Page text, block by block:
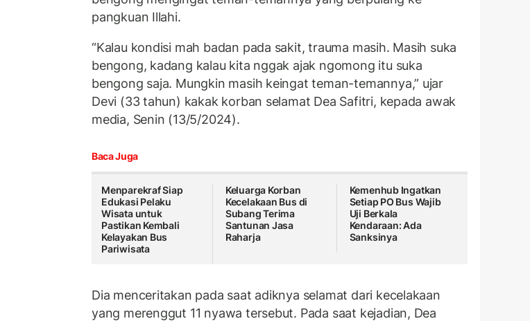
pangkuan Illahi.
“Kalau kondisi mah badan pada sakit, trauma masih. Masih suka
bengong, kadang kalau kita nggak ajak ngomong itu suka
bengong saja. Mungkin masih keingat teman-temannya,” ujar
Devi (33 tahun) kakak korban selamat Dea Safitri, kepada awak
media, Senin (13/5/2024).
Baca Juga
Menparekraf Siap
Edukasi Pelaku
Wisata untuk
Pastikan Kembali
Kelayakan Bus
Pariwisata
Keluarga Korban
Kecelakaan Bus di
Subang Terima
Santunan Jasa
Raharja
Kemenhub Ingatkan
Setiap PO Bus Wajib
Uji Berkala
Kendaraan: Ada
Sanksinya
Dia menceritakan pada saat adiknya selamat dari kecelakaan
yang merenggut 11 nyawa tersebut. Pada saat kejadian, Dea